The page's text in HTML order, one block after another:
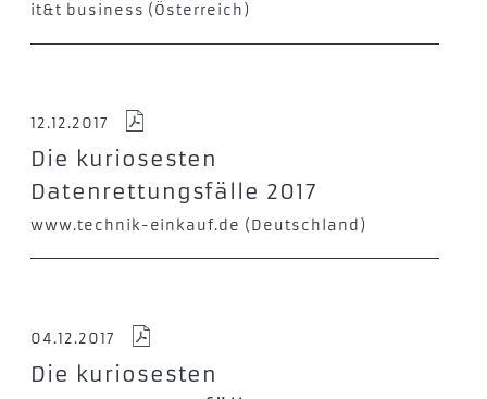
it&t business (Österreich)
12.12.2017
Die kuriosesten
Datenrettungsfälle 2017
www.technik-einkauf.de (Deutschland)
04.12.2017
Die kuriosesten